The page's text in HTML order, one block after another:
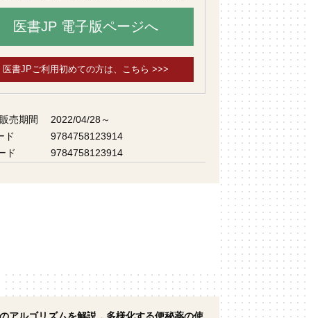
医書JP 電子版ページへ
医書JPご利用初めての方は、こちら >>>
売期間
2022/04/28～
ド
9784758123914
ド
9784758123914